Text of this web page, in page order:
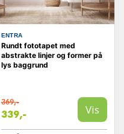
ENTRA
Rundt fototapet med
abstrakte linjer og former på
lys baggrund
369,-
339,- Vis